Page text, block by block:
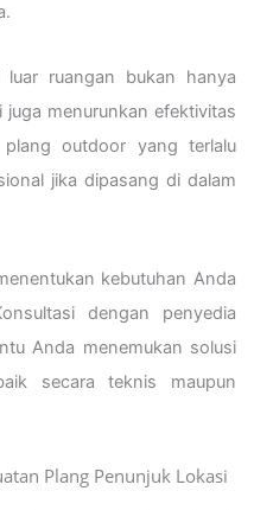
ruangan bukan hanya
menurunkan efektivitas
plang outdoor yang terlalu
jika dipasang di dalam
kebutuhan Anda
dengan penyedia
Anda menemukan solusi
secara teknis maupun
Plang Penunjuk Lokasi